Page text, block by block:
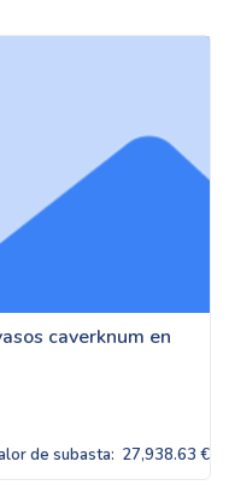
caverknum en
de subasta: 27,938.63 €